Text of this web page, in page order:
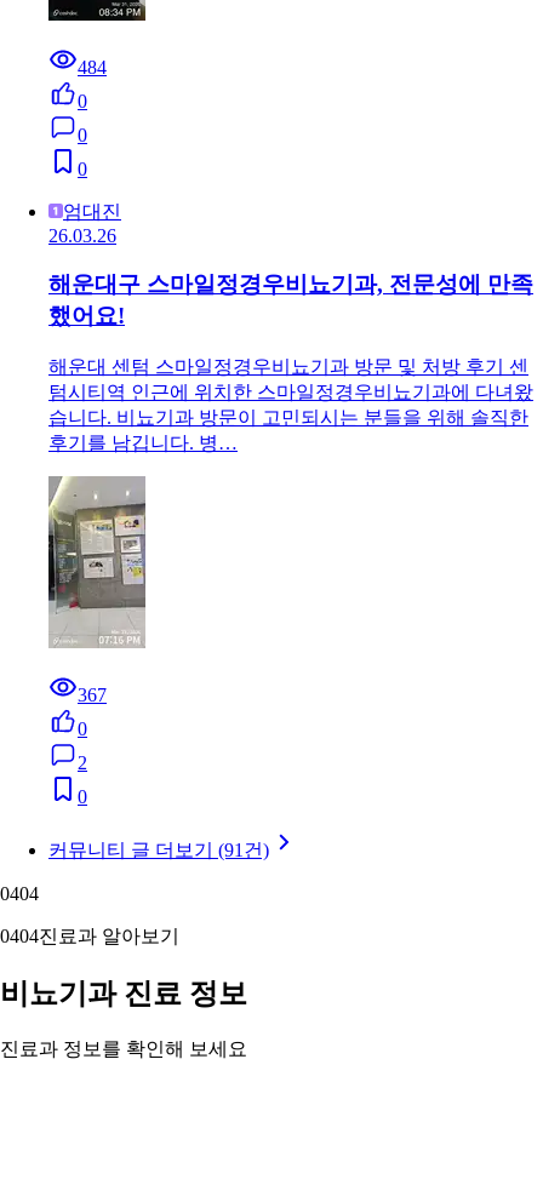
484
0
0
0
엄대진
26.03.26
해운대구 스마일정경우비뇨기과, 전문성에 만족
했어요!
해운대 센텀 스마일정경우비뇨기과 방문 및 처방 후기 센
텀시티역 인근에 위치한 스마일정경우비뇨기과에 다녀왔
습니다. 비뇨기과 방문이 고민되시는 분들을 위해 솔직한
후기를 남깁니다. 병…
367
0
2
0
커뮤니티 글 더보기 (91건)
0404
0404진료과 알아보기
비뇨기과 진료 정보
진료과 정보를 확인해 보세요